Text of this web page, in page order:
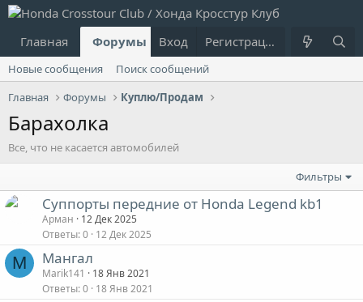
Главная Форумы Что нового?
Вход Регистрация
Новые сообщения
Поиск сообщений
Главная
Форумы Куплю/Продам
Барахолка
Все, что не касается автомобилей
Фильтры
Суппорты передние от Honda Legend kb1
Арман
12 Дек 2025
Ответы 0 12 Дек 2025
M Мангал
Marik141
18 Янв 2021
Ответы 0 18 Янв 2021